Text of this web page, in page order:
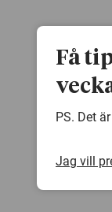
Få
PS. Det
Jag vill